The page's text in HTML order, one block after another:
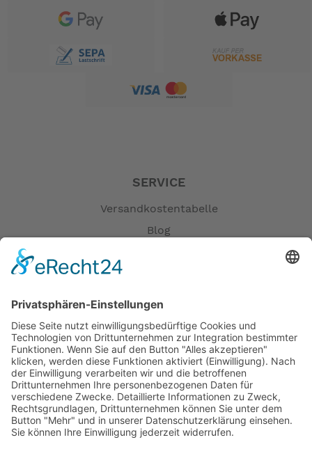
SERVICE
Versandkostentabelle
Blog
Versandpartner
Verfügbarkeiten
Zahlung und Versand
Datenschutz
Fernabsatz